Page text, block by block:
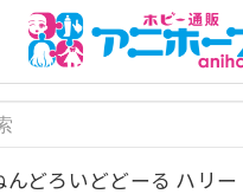
どろいどどーる ハリー